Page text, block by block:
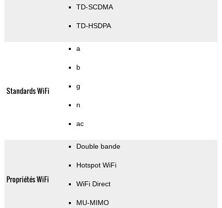
TD-SCDMA
TD-HSDPA
Standards WiFi
a
b
g
n
ac
Propriétés WiFi
Double bande
Hotspot WiFi
WiFi Direct
MU-MIMO